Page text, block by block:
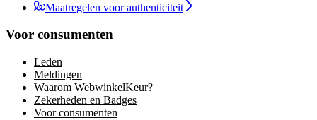
Maatregelen voor authenticiteit
Voor consumenten
Leden
Meldingen
Waarom WebwinkelKeur?
Zekerheden en Badges
Voor consumenten